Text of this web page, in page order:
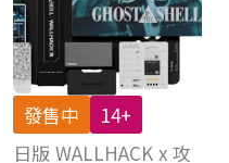
式。
可
在
產
頁
發售中
14+
日版 WALLHACK x 攻